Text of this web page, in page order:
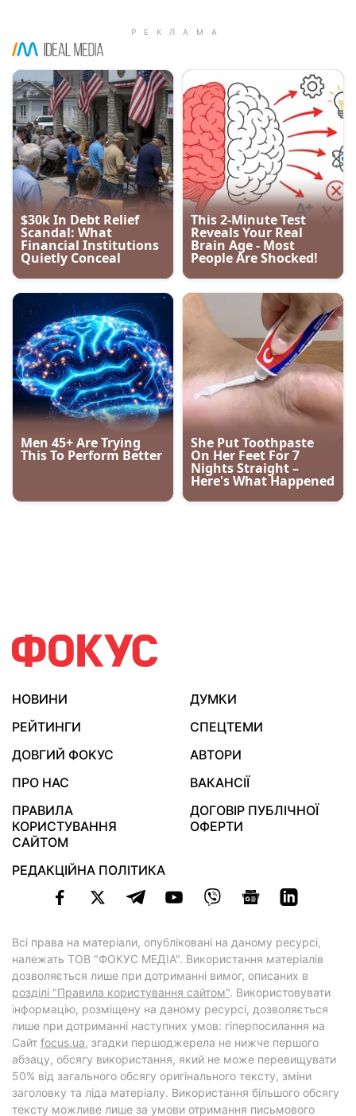
НОВИНИ
ДУМКИ
РЕЙТИНГИ
СПЕЦТЕМИ
ДОВГИЙ ФОКУС
АВТОРИ
ПРО НАС
ВАКАНСІЇ
ПРАВИЛА
КОРИСТУВАННЯ
САЙТОМ
ДОГОВІР ПУБЛІЧНОЇ
ОФЕРТИ
РЕДАКЦІЙНА ПОЛІТИКА
Всі права на матеріали, опубліковані на даному ресурсі,
належать ТОВ "ФОКУС МЕДІА". Використання матеріалів
дозволяється лише при дотриманні вимог, описаних в
розділі "Правила користування сайтом". Використовувати
інформацію, розміщену на даному ресурсі, дозволяється
лише при дотриманні наступних умов: гіперпосилання на
Cайт focus.ua, згадки першоджерела не нижче першого
абзацу, обсягу використання, який не може перевищувати
50% від загального обсягу оригінального тексту, зміни
заголовку та ліда матеріалу. Використання більшого обсягу
тексту можливе лише за умови отримання письмового